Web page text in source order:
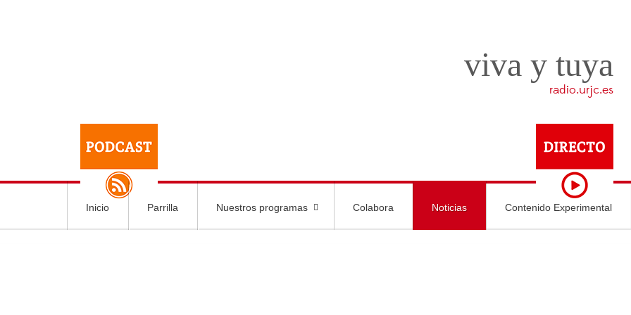
viva y tuya
radio.urjc.es
Inicio Parrilla Nuestros programas Colabora Noticias Contenido Experimental